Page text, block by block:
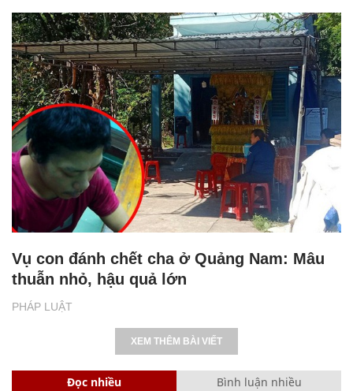
PHÁP LUẬT
Vụ con đánh chết cha ở Quảng Nam: Mâu
thuẫn nhỏ, hậu quả lớn
XEM THÊM BÀI VIẾT
Đọc nhiều Bình luận nhiều